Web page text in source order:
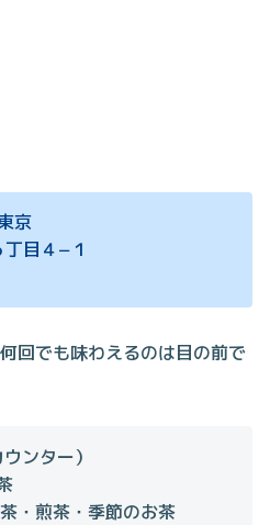
京
目４−１
回でも味わえるのは目の前で
ンター）
煎茶・季節のお茶